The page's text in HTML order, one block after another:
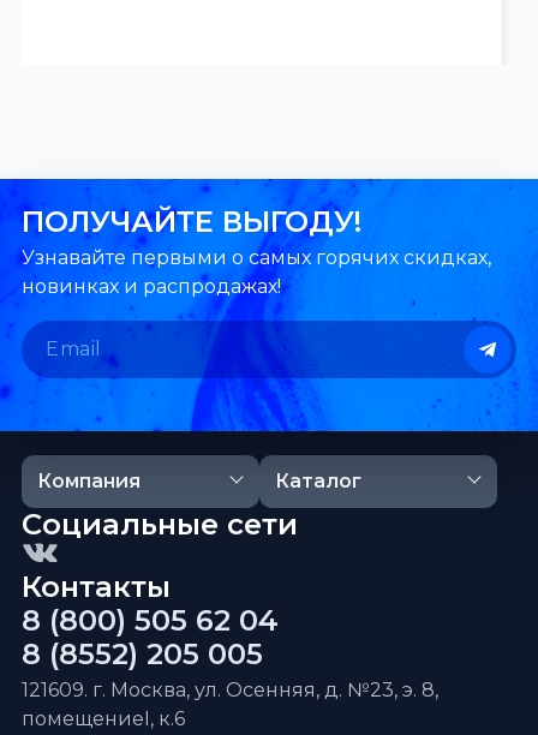
ПОЛУЧАЙТЕ ВЫГОДУ!
Узнавайте первыми о самых горячих скидках,
новинках и распродажах!
Компания Каталог
Контакты
8 (800) 505 62 04
8 (8552) 205 005
121609. г. Москва, ул. Осенняя, д. №23, э. 8,
помещениеI, к.6
Социальные сети